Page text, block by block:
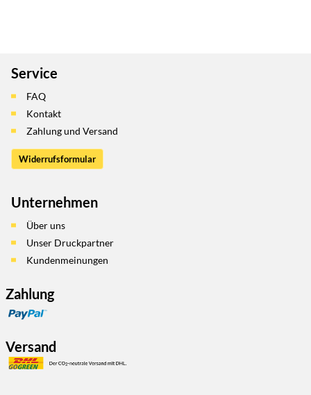
Service
FAQ
Kontakt
Zahlung und Versand
Widerrufsformular
Unternehmen
Über uns
Unser Druckpartner
Kundenmeinungen
Zahlung
Versand